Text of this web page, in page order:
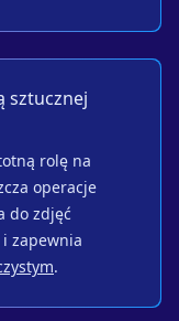
sztucznej
rolę na
operacje
do zdjęć
zapewnia
.